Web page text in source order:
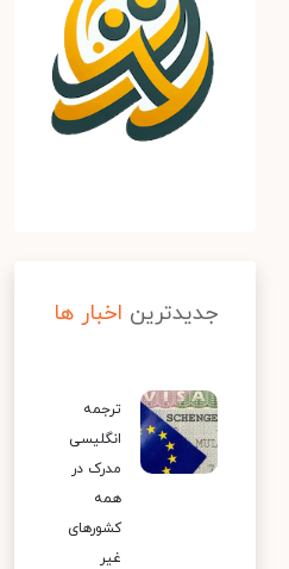
جدیدترین اخبار ها
ترجمه
انگلیسی
مدرک در
همه
کشورهای
غیر